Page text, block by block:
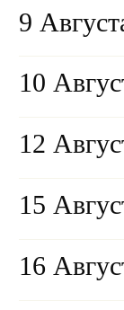
9
10
12
15
16